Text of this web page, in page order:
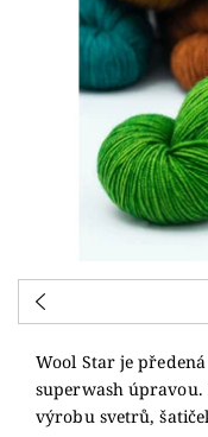
Wool Star je
superwash
výrobu svetrů,